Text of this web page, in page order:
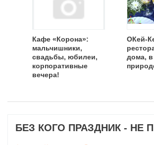
Кафе «Корона»:
мальчишники,
свадьбы, юбилеи,
корпоративные
вечера!
ОКей-
дома,
БЕЗ КОГО ПРАЗДНИК - НЕ